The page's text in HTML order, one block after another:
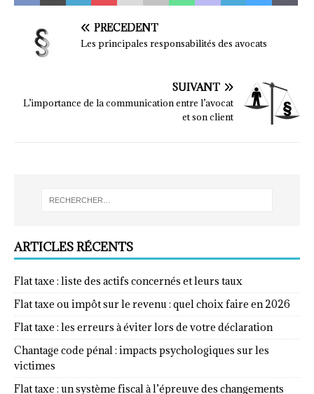
PRÉCÉDENT
Les principales responsabilités des avocats
SUIVANT
L’importance de la communication entre l’avocat
et son client
ARTICLES RÉCENTS
Flat taxe : liste des actifs concernés et leurs taux
Flat taxe ou impôt sur le revenu : quel choix faire en 2026
Flat taxe : les erreurs à éviter lors de votre déclaration
Chantage code pénal : impacts psychologiques sur les
victimes
Flat taxe : un système fiscal à l’épreuve des changements